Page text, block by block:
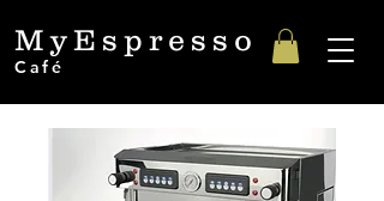
MyEspresso
Café